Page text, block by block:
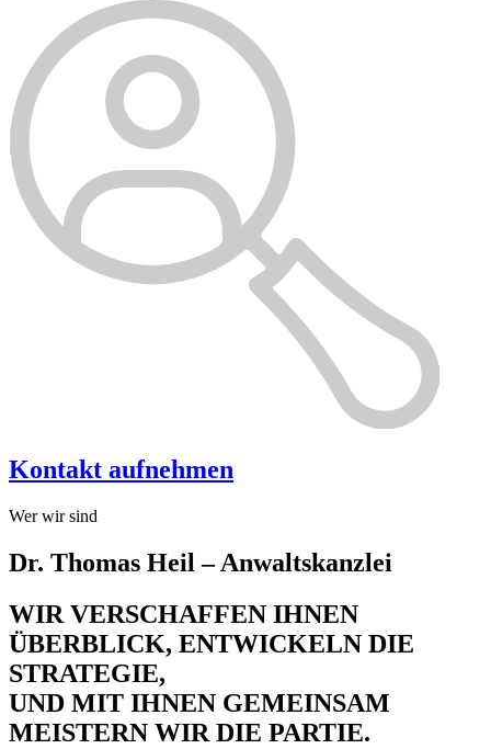
Kontakt aufnehmen
Wer wir sind
Dr. Thomas Heil – Anwaltskanzlei
WIR VERSCHAFFEN IHNEN
ÜBERBLICK, ENTWICKELN DIE
STRATEGIE,
UND MIT IHNEN GEMEINSAM
MEISTERN WIR DIE PARTIE.